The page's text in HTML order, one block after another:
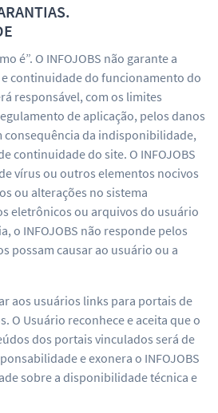
é”. O INFOJOBS não garante a
continuidade do funcionamento do
responsável, com os limites
de aplicação, pelos danos
consequência da indisponibilidade,
continuidade do site. O INFOJOBS
vírus ou outros elementos nocivos
ou alterações no sistema
eletrônicos ou arquivos do usuário
o INFOJOBS não responde pelos
possam causar ao usuário ou a
aos usuários links para portais de
O Usuário reconhece e aceita que o
dos portais vinculados será de
e exonera o INFOJOBS
sobre a disponibilidade técnica e